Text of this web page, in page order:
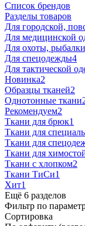
Список брендов
Разделы товаров
Для городской,
Для медицинской
Для охоты,
Для спецодежды4
Для тактической
Новинка2
Образцы тканей2
Однотонные ткани
Рекомендуем2
Ткани для брюк1
Ткани для
Ткани для
Ткани для
Ткани с хлопком2
Ткани ТиСи1
Хит1
Ещё 6 разделов
Фильтр по
Сортировка